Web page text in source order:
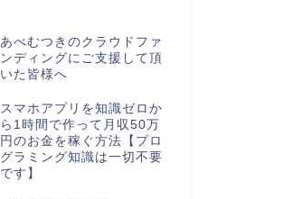
あべむつきのクラウドファ
ンディングにご支援して頂
いた皆様へ
スマホアプリを知識ゼロか
ら1時間で作って月収50万
円のお金を稼ぐ方法【プロ
グラミング知識は一切不要
です】